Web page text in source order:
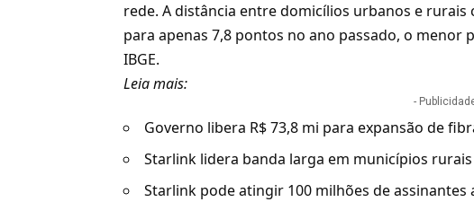
rede. A distância entre domicílios urbanos e rurais
para apenas 7,8 pontos no ano passado, o menor
IBGE.
Leia mais:
-
Governo libera R$ 73,8 mi para expansão de
Starlink lidera banda larga em municípios
Starlink pode atingir 100 milhões de assinantes